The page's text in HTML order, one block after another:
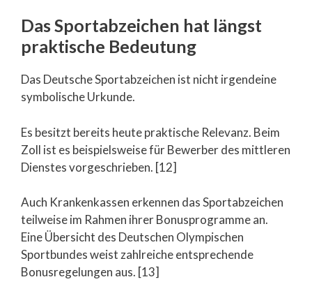
Das Sportabzeichen hat längst
praktische Bedeutung
Das Deutsche Sportabzeichen ist nicht irgendeine
symbolische Urkunde.
Es besitzt bereits heute praktische Relevanz. Beim
Zoll ist es beispielsweise für Bewerber des mittleren
Dienstes vorgeschrieben. [12]
Auch Krankenkassen erkennen das Sportabzeichen
teilweise im Rahmen ihrer Bonusprogramme an.
Eine Übersicht des Deutschen Olympischen
Sportbundes weist zahlreiche entsprechende
Bonusregelungen aus. [13]